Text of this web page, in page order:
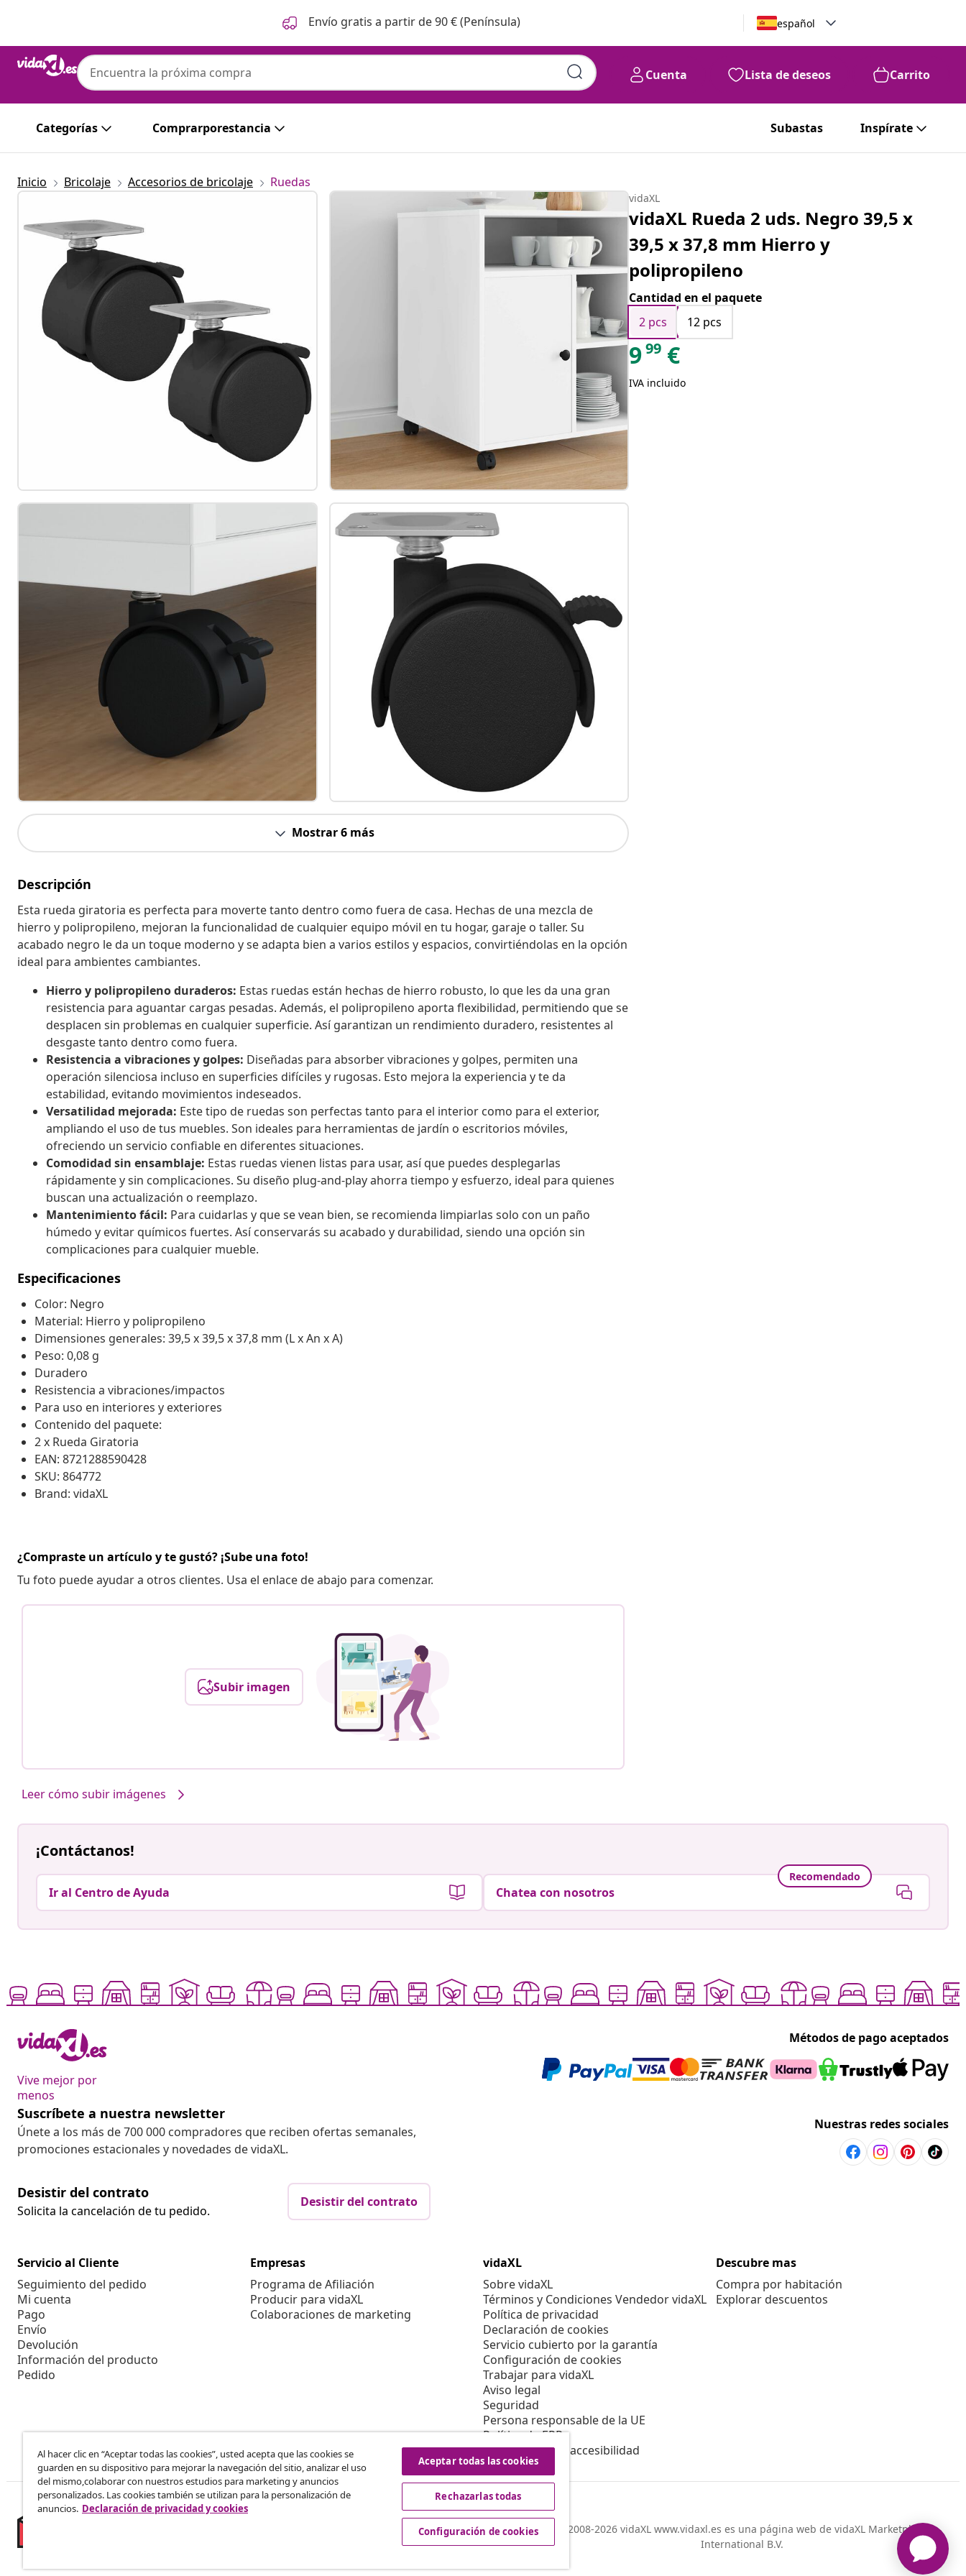
Envío gratis a partir de 90 € (Península) español
Cuenta Lista de deseos Carrito
Categorías Comprarporestancia Subastas Inspírate
Inicio Bricolaje Accesorios de bricolaje Ruedas
Mostrar 6 más
Descripción
Esta rueda giratoria es perfecta para moverte tanto dentro como fuera de casa. Hechas de una mezcla de
hierro y polipropileno, mejoran la funcionalidad de cualquier equipo móvil en tu hogar, garaje o taller. Su
acabado negro le da un toque moderno y se adapta bien a varios estilos y espacios, convirtiéndolas en la opción
ideal para ambientes cambiantes.
Hierro y polipropileno duraderos: Estas ruedas están hechas de hierro robusto, lo que les da una gran
resistencia para aguantar cargas pesadas. Además, el polipropileno aporta flexibilidad, permitiendo que se
desplacen sin problemas en cualquier superficie. Así garantizan un rendimiento duradero, resistentes al
desgaste tanto dentro como fuera.
Resistencia a vibraciones y golpes: Diseñadas para absorber vibraciones y golpes, permiten una
operación silenciosa incluso en superficies difíciles y rugosas. Esto mejora la experiencia y te da
estabilidad, evitando movimientos indeseados.
Versatilidad mejorada: Este tipo de ruedas son perfectas tanto para el interior como para el exterior,
ampliando el uso de tus muebles. Son ideales para herramientas de jardín o escritorios móviles,
ofreciendo un servicio confiable en diferentes situaciones.
Comodidad sin ensamblaje: Estas ruedas vienen listas para usar, así que puedes desplegarlas
rápidamente y sin complicaciones. Su diseño plug-and-play ahorra tiempo y esfuerzo, ideal para quienes
buscan una actualización o reemplazo.
Mantenimiento fácil: Para cuidarlas y que se vean bien, se recomienda limpiarlas solo con un paño
húmedo y evitar químicos fuertes. Así conservarás su acabado y durabilidad, siendo una opción sin
complicaciones para cualquier mueble.
Especificaciones
Color: Negro
Material: Hierro y polipropileno
Dimensiones generales: 39,5 x 39,5 x 37,8 mm (L x An x A)
Peso: 0,08 g
Duradero
Resistencia a vibraciones/impactos
Para uso en interiores y exteriores
Contenido del paquete:
2 x Rueda Giratoria
EAN: 8721288590428
SKU: 864772
Brand: vidaXL
¿Compraste un artículo y te gustó? ¡Sube una foto!
Tu foto puede ayudar a otros clientes. Usa el enlace de abajo para comenzar.
Subir imagen
Leer cómo subir imágenes
vidaXL
vidaXL Rueda 2 uds. Negro 39,5 x
39,5 x 37,8 mm Hierro y
polipropileno
Cantidad en el paquete
2 pcs
12 pcs
999 €
IVA incluido
¡Contáctanos!
Ir al Centro de Ayuda
Recomendado
Chatea con nosotros
Vive mejor por
menos
Métodos de pago aceptados
Suscríbete a nuestra newsletter
Únete a los más de 700 000 compradores que reciben ofertas semanales,
promociones estacionales y novedades de vidaXL.
Nuestras redes sociales
Desistir del contrato
Solicita la cancelación de tu pedido.
Desistir del contrato
Servicio al Cliente
Seguimiento del pedido
Mi cuenta
Pago
Envío
Devolución
Información del producto
Pedido
Empresas
Programa de Afiliación
Producir para vidaXL
Colaboraciones de marketing
vidaXL
Sobre vidaXL
Términos y Condiciones Vendedor vidaXL
Política de privacidad
Declaración de cookies
Servicio cubierto por la garantía
Configuración de cookies
Trabajar para vidaXL
Aviso legal
Seguridad
Persona responsable de la UE
Política de EPR
Información de accesibilidad
Descubre mas
Compra por habitación
Explorar descuentos
© 2008-2026 vidaXL www.vidaxl.es es una página web de vidaXL Marketplace
International B.V.
Al hacer clic en “Aceptar todas las cookies”, usted acepta que las cookies se
guarden en su dispositivo para mejorar la navegación del sitio, analizar el uso
del mismo,colaborar con nuestros estudios para marketing y anuncios
personalizados. Las cookies también se utilizan para la personalización de
anuncios. Declaración de privacidad y cookies
Aceptar todas las cookies
Rechazarlas todas
Configuración de cookies